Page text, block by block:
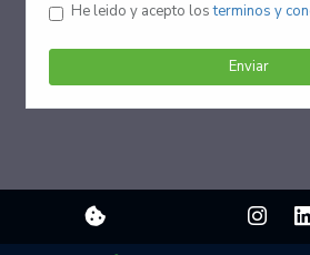
He leido y acepto losterminos y
Enviar